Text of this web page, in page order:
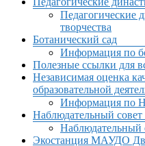
творчества
Ботанический сад
Информация по
Полезные ссылки для
Независимая оценка
образовательной
Информация по
Наблюдательный
Наблюдательный
Экостанция МАУДО